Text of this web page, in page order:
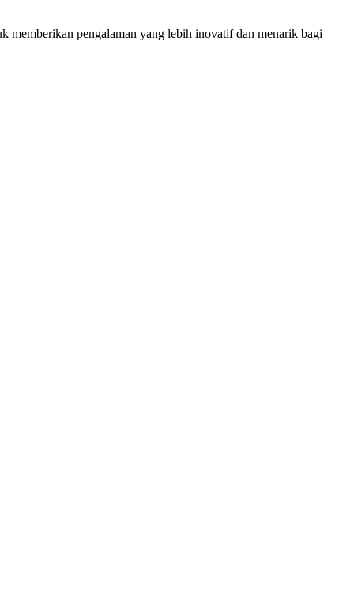
memberikan pengalaman yang lebih inovatif dan menarik bagi